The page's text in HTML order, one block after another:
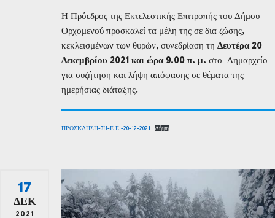
Η Πρόεδρος της Εκτελεστικής Επιτροπής του Δήμου
Ορχομενού προσκαλεί τα μέλη της σε δια ζώσης,
κεκλεισμένων των θυρών, συνεδρίαση τη Δευτέρα 20
Δεκεμβρίου 2021 και ώρα 9.00 π. μ. στο Δημαρχείο
για συζήτηση και λήψη απόφασης σε θέματα της
ημερήσιας διάταξης.
ΠΡΟΣΚΛΗΣΗ-3Η-Ε.Ε.-20-12-2021 Λήψη
17
ΔΕΚ
2021